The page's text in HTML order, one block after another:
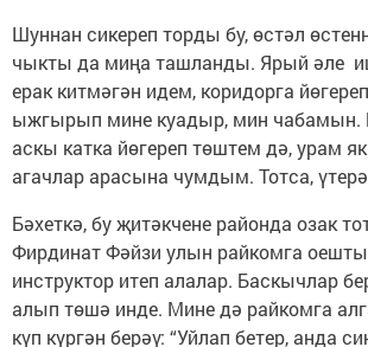
Шуннан сикереп торды бу, өстәл
чыкты да миңа ташланды. Ярый әле
ерак китмәгән идем, коридорга
ыжгырып мине куадыр, мин чабамын.
аскы катка йөгереп төштем дә, урам
агачлар арасына чумдым. Тотса,
Бәхеткә, бу җитәкчене районда озак
Фирдинат Фәйзи улын райкомга
инструктор итеп алалар. Баскычлар
алып төшә инде. Мине дә райкомга
күп күргән берәү: “Уйлап бетер, анда